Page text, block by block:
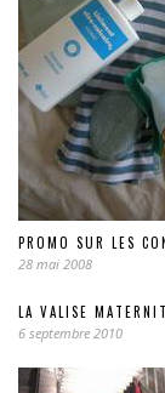
PROMO SUR LES
28 mai 2008
LA VALISE
6 septembre 2010